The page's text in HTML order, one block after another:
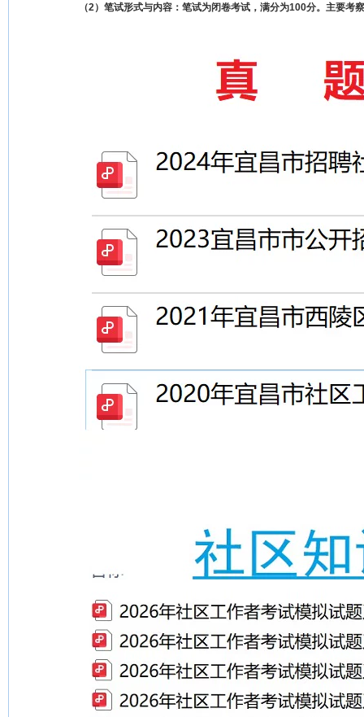
（2）笔试形式与内容：笔试为闭卷考试，满分为100分。主要考